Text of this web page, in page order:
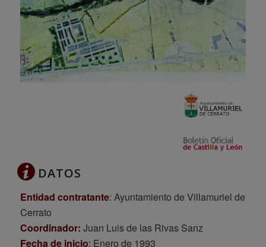
DATOS
Entidad contratante: Ayuntamiento de Villamuriel de
Cerrato
Coordinador: Juan Luis de las Rivas Sanz
Fecha de inicio: Enero de 1993